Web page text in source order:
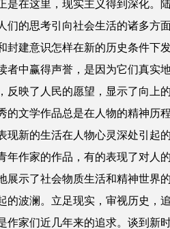
是在这里，现实主义得到深化。
们的思考引向社会生活的诸多方
封建意识怎样在新的历史条件下
者中赢得声誉，是因为它们真实
反映了人民的愿望，显示了向上
的文学作品总是在人物的精神历
现新的生活在人物心灵深处引起
年作家的作品，有的表现了对人
展示了社会物质生活和精神世界
的波澜。立足现实，审视历史，
作家们近几年来的追求。谈到新